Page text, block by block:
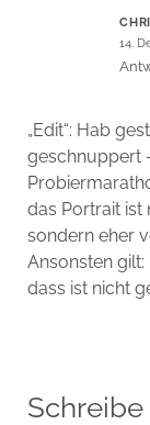
14.
„Edit“: Hab
geschnuppert
das Portrait ist
sondern eher
Ansonsten
dass ist nicht